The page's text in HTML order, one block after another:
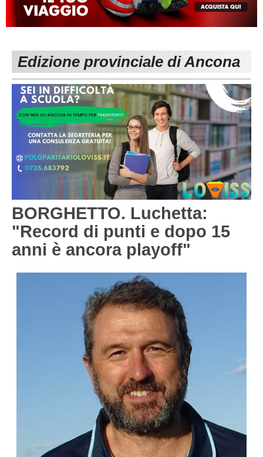
MACERATA
Carica la tua Rosa
ECCELLENZA
1^ CATEGORIA
2^ CATEGORIA
3^ CATEGORIA
GIOVANILI
REGIONALI
Edizione provinciale di Ancona
BORGHETTO. Luchetta:
"Record di punti e dopo 15
anni è ancora playoff"